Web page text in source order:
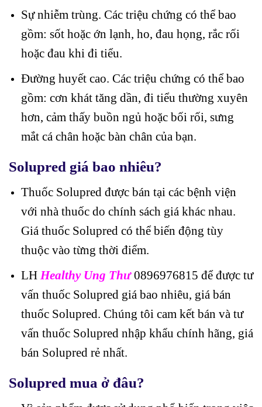
Sự nhiễm trùng. Các triệu chứng có thể bao
gồm: sốt hoặc ớn lạnh, ho, đau họng, rắc rối
hoặc đau khi đi tiểu.
Đường huyết cao. Các triệu chứng có thể bao
gồm: cơn khát tăng dần, đi tiểu thường xuyên
hơn, cảm thấy buồn ngủ hoặc bối rối, sưng
mắt cá chân hoặc bàn chân của bạn.
Solupred giá bao nhiêu?
Thuốc Solupred được bán tại các bệnh viện
với nhà thuốc do chính sách giá khác nhau.
Giá thuốc Solupred có thể biến động tùy
thuộc vào từng thời điểm.
LH Healthy Ung Thư0896976815 để được tư
vấn thuốc Solupred giá bao nhiêu, giá bán
thuốc Solupred. Chúng tôi cam kết bán và tư
vấn thuốc Solupred nhập khẩu chính hãng, giá
bán Solupred rẻ nhất.
Solupred mua ở đâu?